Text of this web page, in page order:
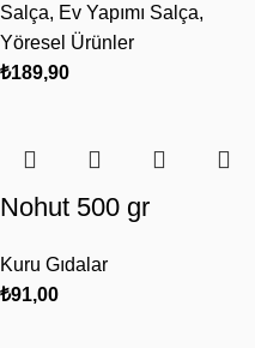
Salça, Ev Yapımı Salça,
Yöresel Ürünler
₺189,90
Nohut 500 gr
Kuru Gıdalar
₺91,00